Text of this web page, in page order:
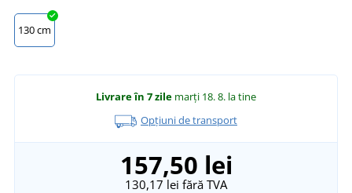
130 cm
Livrare în 7 zile marți 18. 8. la tine
Opțiuni de transport
157,50 lei
130,17 lei fără TVA